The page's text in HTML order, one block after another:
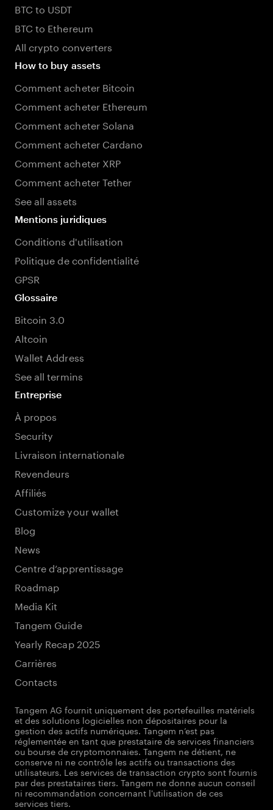
BTC to USDT
BTC to Ethereum
All crypto converters
How to buy assets
Comment acheter Bitcoin
Comment acheter Ethereum
Comment acheter Solana
Comment acheter Cardano
Comment acheter XRP
Comment acheter Tether
See all assets
Mentions juridiques
Conditions d'utilisation
Politique de confidentialité
GPSR
Glossaire
Bitcoin 3.0
Altcoin
Wallet Address
See all termins
Entreprise
À propos
Security
Livraison internationale
Revendeurs
Affiliés
Customize your wallet
Blog
News
Centre d’apprentissage
Roadmap
Media Kit
Tangem Guide
Yearly Recap 2025
Carrières
Contacts
Tangem AG fournit uniquement des portefeuilles matériels
et des solutions logicielles non dépositaires pour la
gestion des actifs numériques. Tangem n’est pas
réglementée en tant que prestataire de services financiers
ou bourse de cryptomonnaies. Tangem ne détient, ne
conserve ni ne contrôle les actifs ou transactions des
utilisateurs. Les services de transaction crypto sont fournis
par des prestataires tiers. Tangem ne donne aucun conseil
ni recommandation concernant l'utilisation de ces
services tiers.